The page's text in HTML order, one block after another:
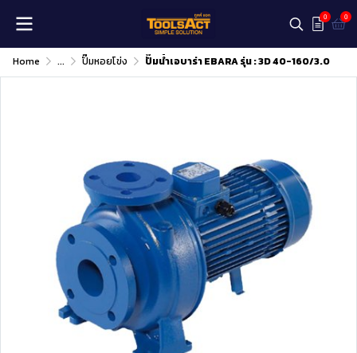
0 0
Home ... ปั๊มหอยโข่ง ปั๊มน้ำเอบาร่า EBARA รุ่น : 3D 40-160/3.0